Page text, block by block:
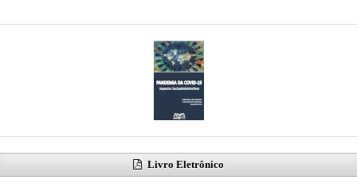
Livro Eletrônico